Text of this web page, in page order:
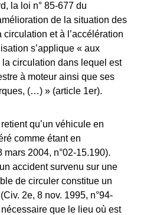
la loi n° 85-677 du
de la situation des
circulation et à l’accélération
s’applique « aux
la circulation dans lequel est
à moteur ainsi que ses
(…) » (article 1er).
qu’un véhicule en
comme étant en
2004, n°02-15.190).
accident survenu sur une
de circuler constitue un
2e, 8 nov. 1995, n°94-
que le lieu où est